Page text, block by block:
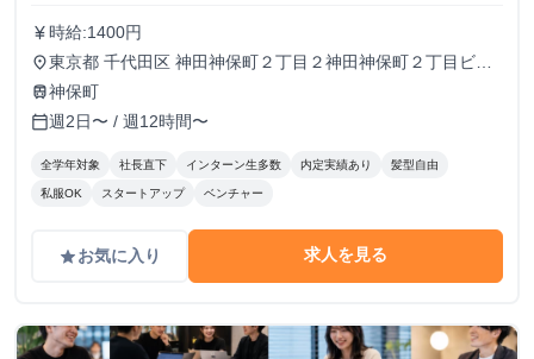
currency_yen 時給:1400円
place東京都 千代田区 神田神保町２丁目２神田神保町２丁目ビル
５０２号室
train神保町
calendar_today週2日〜 / 週12時間〜
全学年対象 社長直下 インターン生多数 内定実績あり 髪型自由
私服OK スタートアップ ベンチャー
gradeお気に入り 求人を見る